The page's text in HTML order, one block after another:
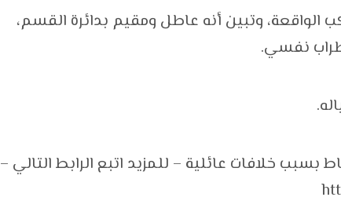
وتبين أنه عاطل ومقيم بدائرة القسم،
نفسي.
بسبب خلافات عائلية – للمزيد اتبع الرابط التالي –